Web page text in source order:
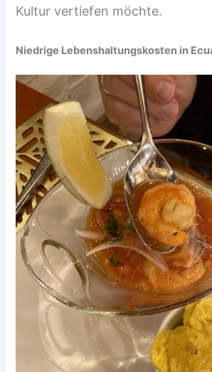
Kultur vertiefen möchte.
Niedrige Lebenshaltungskosten in